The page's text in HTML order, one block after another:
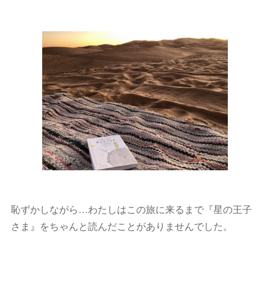
恥ずかしながら…わたしはこの旅に来るまで『星の王子
さま』をちゃんと読んだことがありませんでした。